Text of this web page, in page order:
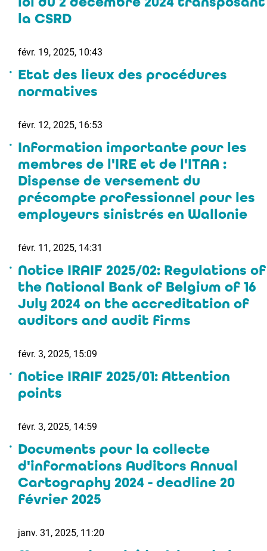
la CSRD
févr. 19, 2025, 10:43
Etat des lieux des procédures
normatives
févr. 12, 2025, 16:53
Information importante pour les
membres de l'IRE et de l'ITAA :
Dispense de versement du
précompte professionnel pour les
employeurs sinistrés en Wallonie
févr. 11, 2025, 14:31
Notice IRAIF 2025/02: Regulations of
the National Bank of Belgium of 16
July 2024 on the accreditation of
auditors and audit firms
févr. 3, 2025, 15:09
Notice IRAIF 2025/01: Attention
points
févr. 3, 2025, 14:59
Documents pour la collecte
d'informations Auditors Annual
Cartography 2024 - deadline 20
février 2025
janv. 31, 2025, 11:20